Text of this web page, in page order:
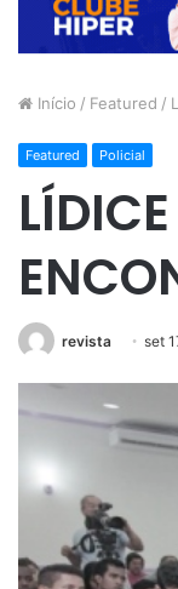
Início / Featured /
Featured Policial
revista set